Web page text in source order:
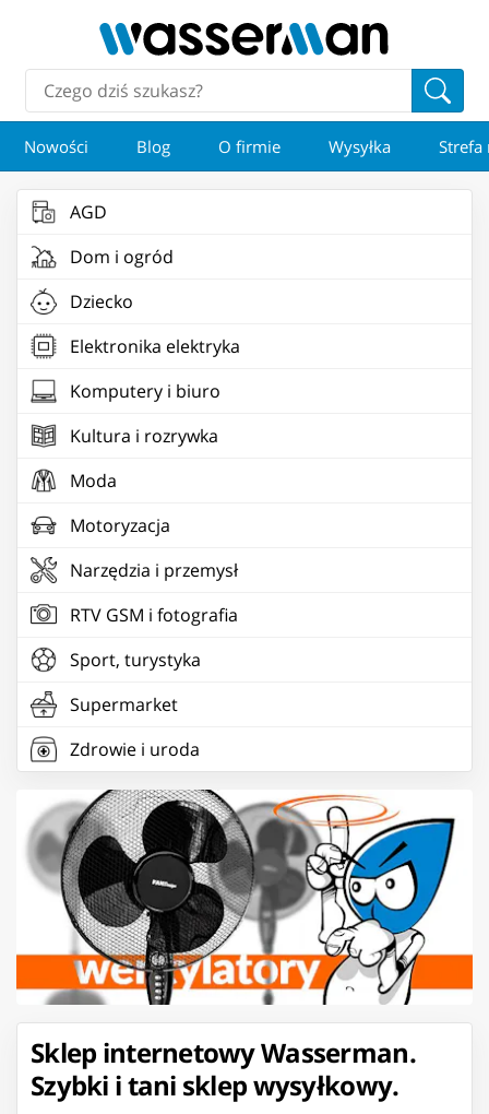
Nowości Blog O firmie Wysyłka Strefa
AGD
Dom i ogród
Dziecko
Elektronika elektryka
Komputery i biuro
Kultura i rozrywka
Moda
Motoryzacja
Narzędzia i przemysł
RTV GSM i fotografia
Sport, turystyka
Supermarket
Zdrowie i uroda
Sklep internetowy Wasserman.
Szybki i tani sklep wysyłkowy.